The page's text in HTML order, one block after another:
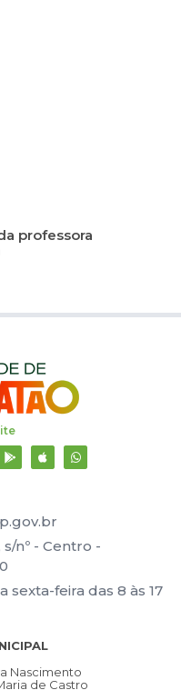
professora
nº - Centro -
feira das 8 às 17
Nascimento
de Castro